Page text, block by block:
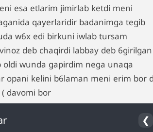
esa etlarim jimirlab ketdi meni
qayerlaridir badanimga tegib
w6x edi birkuni iwlab tursam
deb chaqirdi labbay deb 6girilgan
oldi wunda gapirdim nega unaqa
opani kelini b6laman meni erim bor
davomi bor
❮